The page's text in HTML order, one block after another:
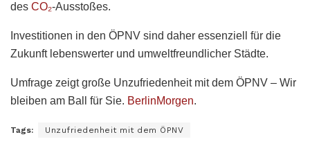
des CO₂-Ausstoßes.
Investitionen in den ÖPNV sind daher essenziell für die
Zukunft lebenswerter und umweltfreundlicher Städte.
Umfrage zeigt große Unzufriedenheit mit dem ÖPNV – Wir
bleiben am Ball für Sie. BerlinMorgen.
Tags: Unzufriedenheit mit dem ÖPNV